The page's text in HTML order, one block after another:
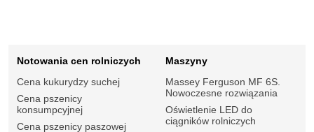
Notowania cen rolniczych
Cena kukurydzy suchej
Cena pszenicy
konsumpcyjnej
Cena pszenicy paszowej
Maszyny
Massey Ferguson MF 6S.
Nowoczesne rozwiązania
Oświetlenie LED do
ciągników rolniczych